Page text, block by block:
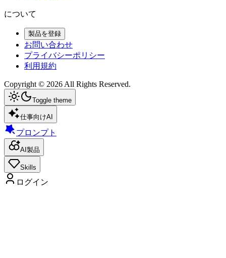
について
製品を登録
お問い合わせ
プライバシーポリシー
利用規約
Copyright © 2026 All Rights Reserved.
Toggle theme
仕事向けAI
プロンプト
AI製品
Skills
ログイン